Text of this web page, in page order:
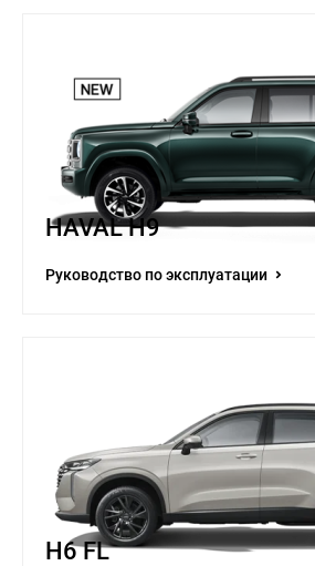
HAVAL H9
Руководство по эксплуатации
H6 FL